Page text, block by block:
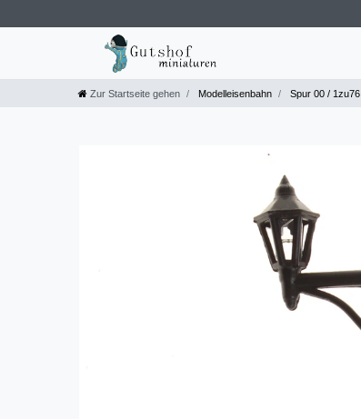
Zur Startseite gehen Modelleisenbahn Spur 00 / 1zu76